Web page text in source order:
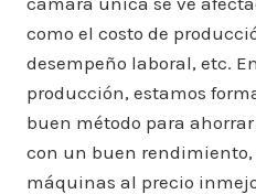
como el costo de
desempeño laboral, etc.
producción, estamos
buen método para
con un buen rendimiento,
máquinas al precio